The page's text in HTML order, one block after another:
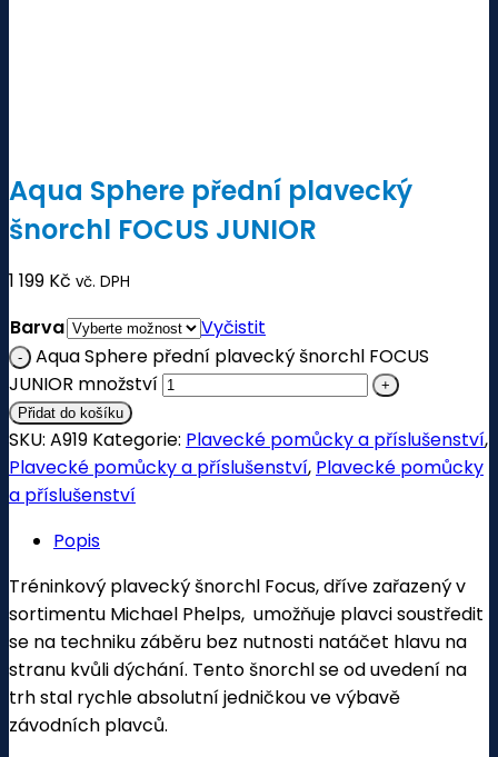
Aqua Sphere přední plavecký
šnorchl FOCUS JUNIOR
1 199 Kč vč. DPH
Barva
Vyčistit
Aqua Sphere přední plavecký šnorchl FOCUS
JUNIOR množství
Přidat do košíku
SKU: A919 Kategorie: Plavecké pomůcky a příslušenství,
Plavecké pomůcky a příslušenství, Plavecké pomůcky
a příslušenství
Popis
Tréninkový plavecký šnorchl Focus, dříve zařazený v
sortimentu Michael Phelps, umožňuje plavci soustředit
se na techniku záběru bez nutnosti natáčet hlavu na
stranu kvůli dýchání. Tento šnorchl se od uvedení na
trh stal rychle absolutní jedničkou ve výbavě
závodních plavců.